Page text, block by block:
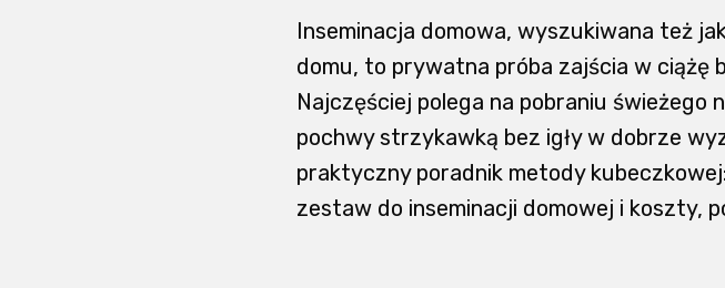
Inseminacja domowa, wyszukiwana też
domu, to prywatna próba zajścia w ciążę
Najczęściej polega na pobraniu świeżego
pochwy strzykawką bez igły w dobrze
praktyczny poradnik metody
zestaw do inseminacji domowej i koszty,